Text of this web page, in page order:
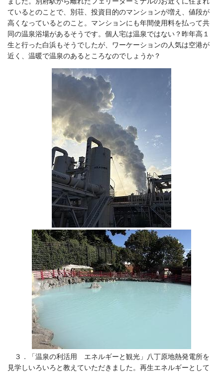
ているとのことで、別荘、投資目的のマンションが増え、値段が
高くなっているとのこと。マンションにも年間使用料を払って共
同の温泉浴場があるそうです。個人宅は温泉ではない？昨年高１
生と行った白浜もそうでしたが、ワーケーションの人気は空港が
近く、温暖で温泉のあるところなのでしょうか？
３．「温泉の利活用 エネルギーと観光」八丁原地熱発電所を
見学しいろいろと教えていただきました。再生エネルギーとして